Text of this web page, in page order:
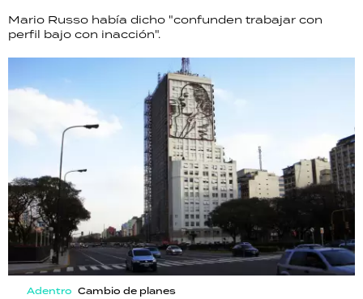
Mario Russo había dicho "confunden trabajar con
perfil bajo con inacción".
Adentro Cambio de planes